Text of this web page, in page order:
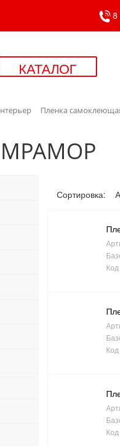
8
КАТАЛОГ
Пленка
МРАМОР
Сортировка:
Код
Код
Код